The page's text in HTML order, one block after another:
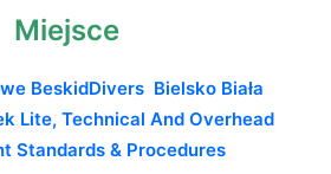
Miejsce
BeskidDivers Bielsko Biała
Lite, Technical And Overhead
Standards & Procedures